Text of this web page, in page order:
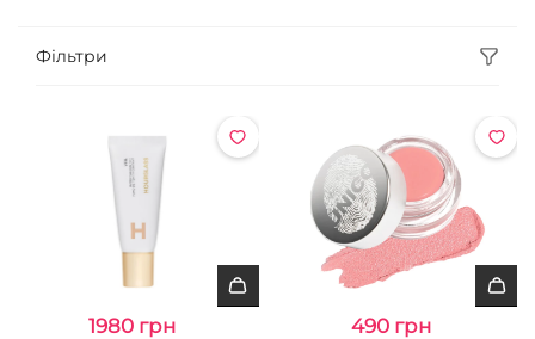
Фільтри
1980 грн 490 грн